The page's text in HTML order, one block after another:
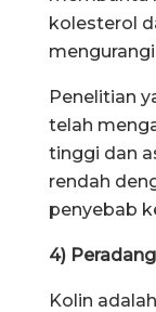
kolesterol
Penelitian
telah
tinggi dan
rendah
penyebab
4)
Kolin